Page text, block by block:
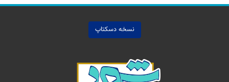
نسخه دسکتاپ